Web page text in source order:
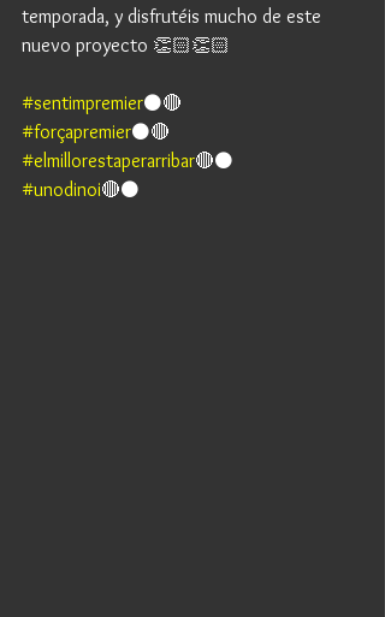
temporada, y disfrutéis mucho de este
nuevo proyecto 👏🏻👏🏻
#sentimpremier⚫🔴
#forçapremier⚫🔴
#elmillorestaperarribar🔴⚫
#unodinoi🔴⚫️